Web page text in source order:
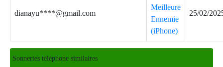
dianayu****@gmail.com
Meilleure
Ennemie
(iPhone)
25/02/
Sonneries téléphone similaires